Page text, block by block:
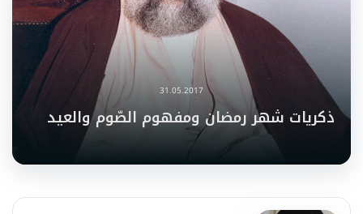
31.05.2017
ذكريات شهر رمضان ومفهوم الصّوم والعيد